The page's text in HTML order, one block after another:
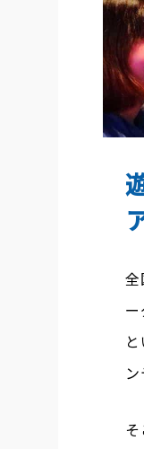
エン
ゲー
マー
オン